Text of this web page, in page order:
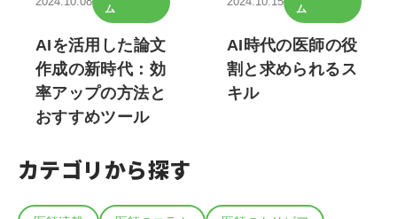
ム
AIを活用した論文
作成の新時代：効
率アップの方法と
おすすめツール
ム
AI時代の医師の役
割と求められるス
キル
カテゴリから探す